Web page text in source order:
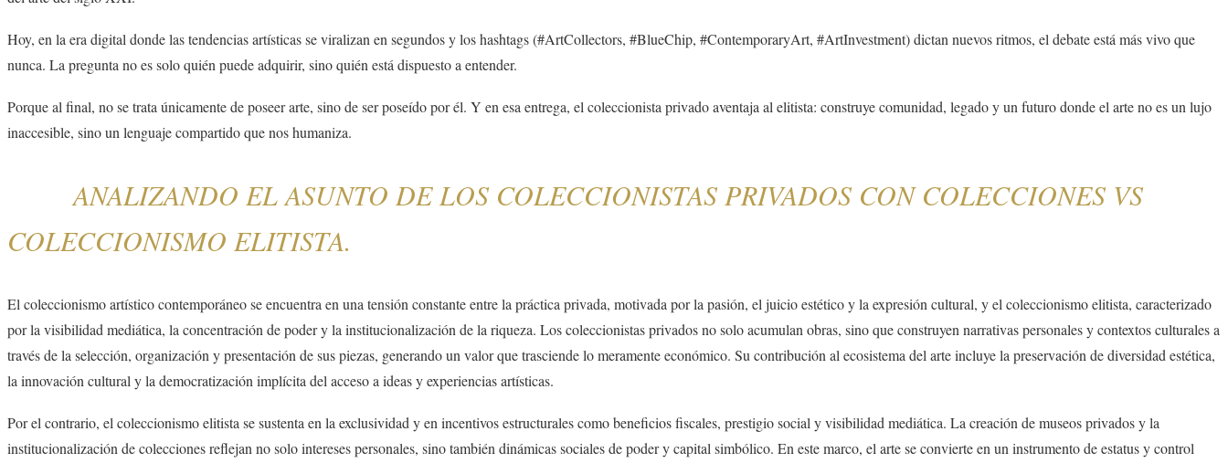
Hoy, en la era digital donde las tendencias artísticas se viralizan en segundos y los hashtags (#ArtCollectors, #BlueChip, #ContemporaryArt, #ArtInvestment) dictan nuevos ritmos, el debate está más vivo que
nunca. La pregunta no es solo quién puede adquirir, sino quién está dispuesto a entender.
Porque al final, no se trata únicamente de poseer arte, sino de ser poseído por él. Y en esa entrega, el coleccionista privado aventaja al elitista: construye comunidad, legado y un futuro donde el arte no es un lujo
inaccesible, sino un lenguaje compartido que nos humaniza.
ANALIZANDO EL ASUNTO DE LOS COLECCIONISTAS PRIVADOS CON COLECCIONES VS
COLECCIONISMO ELITISTA.
El coleccionismo artístico contemporáneo se encuentra en una tensión constante entre la práctica privada, motivada por la pasión, el juicio estético y la expresión cultural, y el coleccionismo elitista, caracterizado
por la visibilidad mediática, la concentración de poder y la institucionalización de la riqueza. Los coleccionistas privados no solo acumulan obras, sino que construyen narrativas personales y contextos culturales a
través de la selección, organización y presentación de sus piezas, generando un valor que trasciende lo meramente económico. Su contribución al ecosistema del arte incluye la preservación de diversidad estética,
la innovación cultural y la democratización implícita del acceso a ideas y experiencias artísticas.
Por el contrario, el coleccionismo elitista se sustenta en la exclusividad y en incentivos estructurales como beneficios fiscales, prestigio social y visibilidad mediática. La creación de museos privados y la
institucionalización de colecciones reflejan no solo intereses personales, sino también dinámicas sociales de poder y capital simbólico. En este marco, el arte se convierte en un instrumento de estatus y control